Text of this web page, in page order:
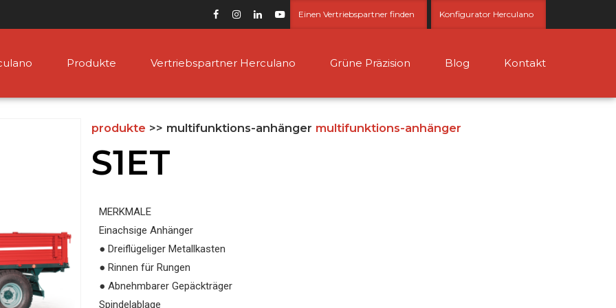
Einen Vertriebspartner finden Konfigurator Herculano
Produkte Vertriebspartner Herculano Grüne Präzision Blog Kontakt
produkte >> multifunktions-anhänger multifunktions-anhänger
S1ET
MERKMALE
Einachsige Anhänger
● Dreiflügeliger Metallkasten
● Rinnen für Rungen
● Abnehmbarer Gepäckträger
Spindelablage